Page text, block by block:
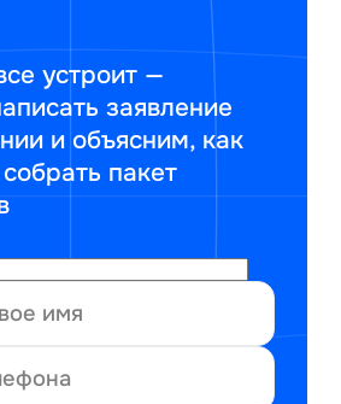
устроит —
заявление
и объясним, как
пакет